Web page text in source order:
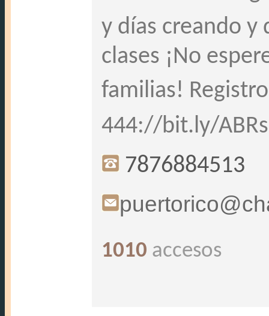
y días creando y
clases ¡No
familias!
444://bit.ly/
7876884513
1010 accesos